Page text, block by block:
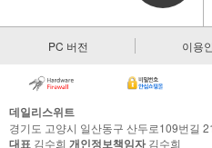
PC 버전 이용
데일리스위트
경기도 고양시 일산동구 산두로109번길
대표 김수희 개인정보책임자김수희